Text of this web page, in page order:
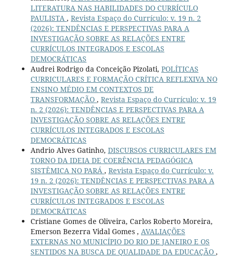
LITERATURA NAS HABILIDADES DO CURRÍCULO
PAULISTA , Revista Espaço do Currículo: v. 19 n. 2
(2026): TENDÊNCIAS E PERSPECTIVAS PARA A
INVESTIGAÇÃO SOBRE AS RELAÇÕES ENTRE
CURRÍCULOS INTEGRADOS E ESCOLAS
DEMOCRÁTICAS
Audrei Rodrigo da Conceição Pizolati, POLÍTICAS
CURRICULARES E FORMAÇÃO CRÍTICA REFLEXIVA NO
ENSINO MÉDIO EM CONTEXTOS DE
TRANSFORMAÇÃO , Revista Espaço do Currículo: v. 19
n. 2 (2026): TENDÊNCIAS E PERSPECTIVAS PARA A
INVESTIGAÇÃO SOBRE AS RELAÇÕES ENTRE
CURRÍCULOS INTEGRADOS E ESCOLAS
DEMOCRÁTICAS
Andrio Alves Gatinho, DISCURSOS CURRICULARES EM
TORNO DA IDEIA DE COERÊNCIA PEDAGÓGICA
SISTÊMICA NO PARÁ , Revista Espaço do Currículo: v.
19 n. 2 (2026): TENDÊNCIAS E PERSPECTIVAS PARA A
INVESTIGAÇÃO SOBRE AS RELAÇÕES ENTRE
CURRÍCULOS INTEGRADOS E ESCOLAS
DEMOCRÁTICAS
Cristiane Gomes de Oliveira, Carlos Roberto Moreira,
Emerson Bezerra Vidal Gomes , AVALIAÇÕES
EXTERNAS NO MUNICÍPIO DO RIO DE JANEIRO E OS
SENTIDOS NA BUSCA DE QUALIDADE DA EDUCAÇÃO ,